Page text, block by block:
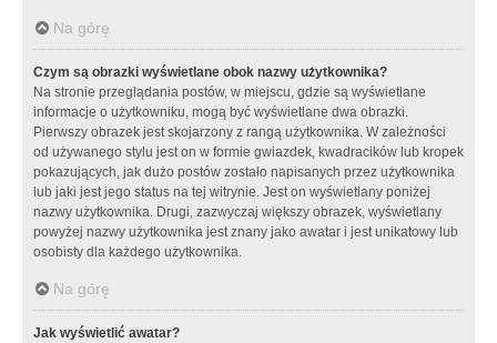
Na górę
Czym są obrazki wyświetlane obok nazwy użytkownika?
Na stronie przeglądania postów, w miejscu, gdzie są wyświetlane
informacje o użytkowniku, mogą być wyświetlane dwa obrazki.
Pierwszy obrazek jest skojarzony z rangą użytkownika. W zależności
od używanego stylu jest on w formie gwiazdek, kwadracików lub kropek
pokazujących, jak dużo postów zostało napisanych przez użytkownika
lub jaki jest jego status na tej witrynie. Jest on wyświetlany poniżej
nazwy użytkownika. Drugi, zazwyczaj większy obrazek, wyświetlany
powyżej nazwy użytkownika jest znany jako awatar i jest unikatowy lub
osobisty dla każdego użytkownika.
Na górę
Jak wyświetlić awatar?